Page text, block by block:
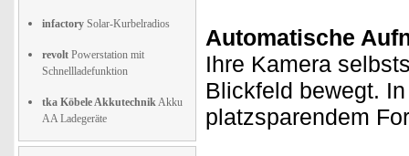
infactory Solar-Kurbelradios
revolt Powerstation mit
Schnellladefunktion
tka Köbele AkkutechnikAkku
AA Ladegeräte
Automatische
Ihre Kamera
Blickfeld bewegt.
platzsparendem